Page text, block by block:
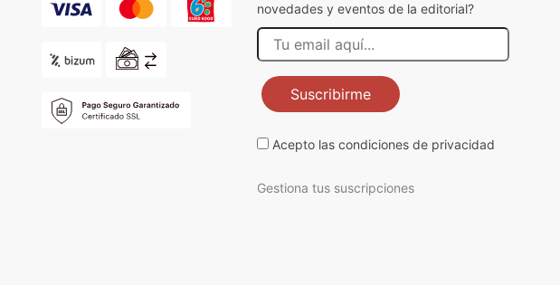
novedades y eventos de la editorial?
Suscribirme
Acepto las condiciones de privacidad
Gestiona tus suscripciones